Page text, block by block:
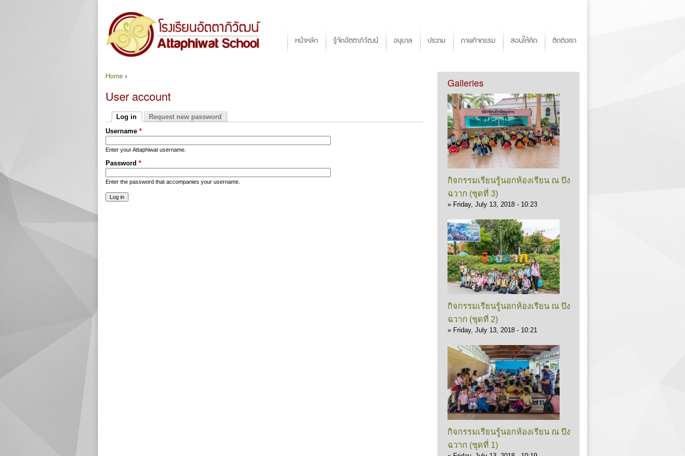
หน้าหลัก รู้จักอัตตาภิวัฒน์ อนุบาล ประถม ภาพกิจกรรม สอนให้คิด ติดต่อเรา
You are here
Home ›
User account
Primary tabs
Log in
Request new password
Username *
Enter your Attaphiwat username.
Password *
Enter the password that accompanies your username.
Galleries
กิจกรรมเรียนรู้นอกห้องเรียน ณ บึง
ฉวาก (ชุดที่ 3)
» Friday, July 13, 2018 - 10:23
กิจกรรมเรียนรู้นอกห้องเรียน ณ บึง
ฉวาก (ชุดที่ 2)
» Friday, July 13, 2018 - 10:21
กิจกรรมเรียนรู้นอกห้องเรียน ณ บึง
ฉวาก (ชุดที่ 1)